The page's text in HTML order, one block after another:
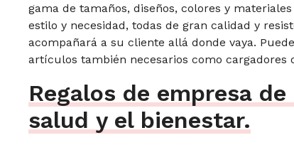
gama de tamaños, diseños, colores y
estilo y necesidad, todas de gran calidad y
acompañará a su cliente allá donde vaya.
artículos también necesarios como cargadores
Regalos de empresa
salud y el bienestar.